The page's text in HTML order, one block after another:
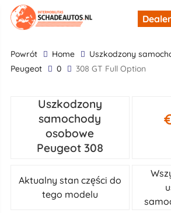
powrót Home
uszkodzony
Peugeot
0 308 GT Full Option
Uszkodzony
samochody
osobowe
Peugeot 308
Aktualny stan części do
tego modelu